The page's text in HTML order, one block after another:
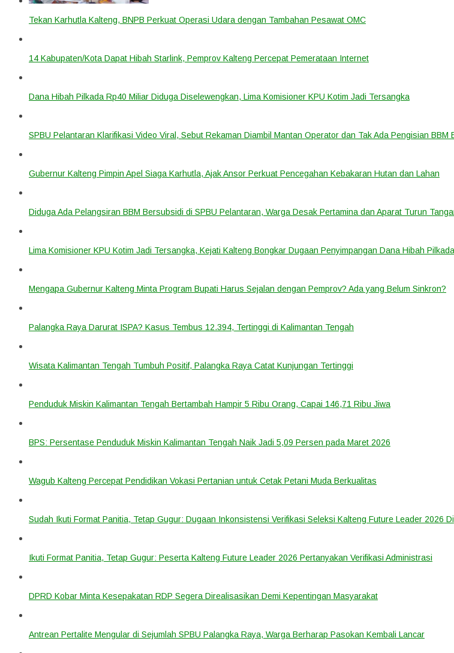
Tekan Karhutla Kalteng, BNPB Perkuat Operasi Udara dengan Tambahan Pesawat OMC
14 Kabupaten/Kota Dapat Hibah Starlink, Pemprov Kalteng Percepat Pemerataan Internet
Dana Hibah Pilkada Rp40 Miliar Diduga Diselewengkan, Lima Komisioner KPU Kotim Jadi Tersangka
SPBU Pelantaran Klarifikasi Video Viral, Sebut Rekaman Diambil Mantan Operator dan Tak Ada Pengisian BBM
Gubernur Kalteng Pimpin Apel Siaga Karhutla, Ajak Ansor Perkuat Pencegahan Kebakaran Hutan dan Lahan
Diduga Ada Pelangsiran BBM Bersubsidi di SPBU Pelantaran, Warga Desak Pertamina dan Aparat Turun
Lima Komisioner KPU Kotim Jadi Tersangka, Kejati Kalteng Bongkar Dugaan Penyimpangan Dana Hibah
Mengapa Gubernur Kalteng Minta Program Bupati Harus Sejalan dengan Pemprov? Ada yang Belum Sinkron?
Palangka Raya Darurat ISPA? Kasus Tembus 12.394, Tertinggi di Kalimantan Tengah
Wisata Kalimantan Tengah Tumbuh Positif, Palangka Raya Catat Kunjungan Tertinggi
Penduduk Miskin Kalimantan Tengah Bertambah Hampir 5 Ribu Orang, Capai 146,71 Ribu Jiwa
BPS: Persentase Penduduk Miskin Kalimantan Tengah Naik Jadi 5,09 Persen pada Maret 2026
Wagub Kalteng Percepat Pendidikan Vokasi Pertanian untuk Cetak Petani Muda Berkualitas
Sudah Ikuti Format Panitia, Tetap Gugur: Dugaan Inkonsistensi Verifikasi Seleksi Kalteng Future Leader 2026
Ikuti Format Panitia, Tetap Gugur: Peserta Kalteng Future Leader 2026 Pertanyakan Verifikasi Administrasi
DPRD Kobar Minta Kesepakatan RDP Segera Direalisasikan Demi Kepentingan Masyarakat
Antrean Pertalite Mengular di Sejumlah SPBU Palangka Raya, Warga Berharap Pasokan Kembali Lancar